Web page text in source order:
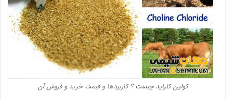
کولین کلراید چیست ؟ کاربردها و قیمت خرید و فروش آن